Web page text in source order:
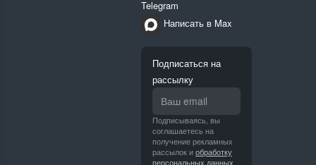
Telegram
Написать в Max
Подписаться на
рассылку
Подписываясь, вы
соглашаетесь на
получение рекламных
рассылок иобработку
персональных данных